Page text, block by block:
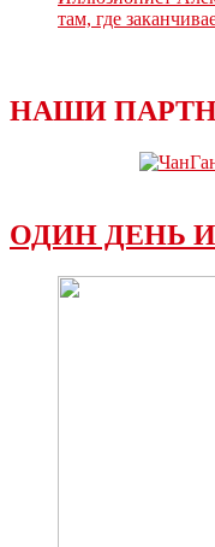
там, где
НАШИ
ОДИН ДЕНЬ